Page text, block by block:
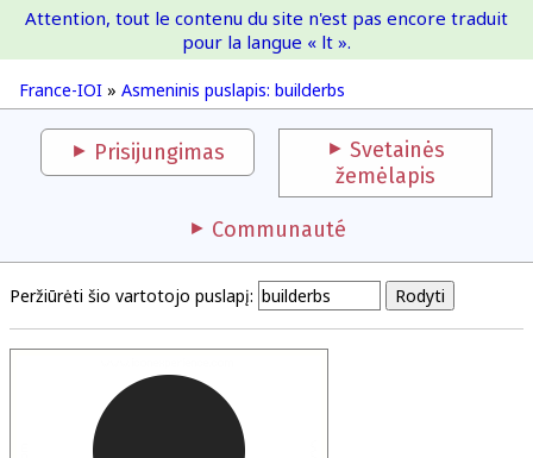
France-IOI
France-IOI » Asmeninis puslapis: builderbs
Attention, tout le contenu du site n'est pas encore traduit
pour la langue « lt ».
Prisijungimas
Svetainės
žemėlapis
Communauté
Peržiūrėti šio vartotojo puslapį: